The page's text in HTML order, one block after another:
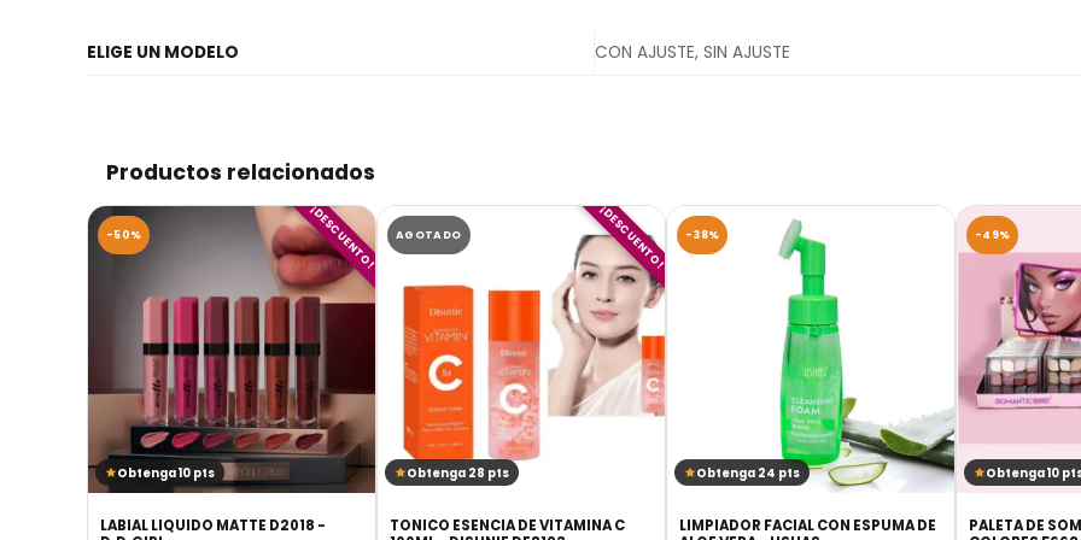
ELIGE UN MODELO CON AJUSTE, SIN AJUSTE
Productos relacionados
-50% ¡DESCUENTO!
Obtenga 10 pts
LABIAL LIQUIDO MATTE D2018 -
AGOTADO ¡DESCUENTO!
Obtenga 28 pts
TONICO ESENCIA DE VITAMINA C
-38%
Obtenga 24 pts
LIMPIADOR FACIAL CON ESPUMA DE
-49%
Obtenga 10
PALETA DE